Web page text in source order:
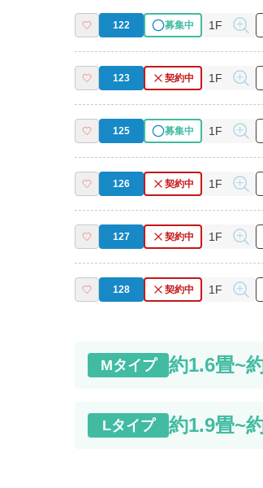
122 募集中 1F
123 契約中 1F
125 募集中 1F
126 契約中 1F
127 契約中 1F
128 契約中 1F
Mタイプ 約1.6畳~
Lタイプ 約1.9畳~